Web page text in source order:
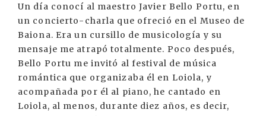
Un día conocí al maestro Javier Bello Portu, en
un concierto-charla que ofreció en el Museo de
Baiona. Era un cursillo de musicología y su
mensaje me atrapó totalmente. Poco después,
Bello Portu me invitó al festival de música
romántica que organizaba él en Loiola, y
acompañada por él al piano, he cantado en
Loiola, al menos, durante diez años, es decir,